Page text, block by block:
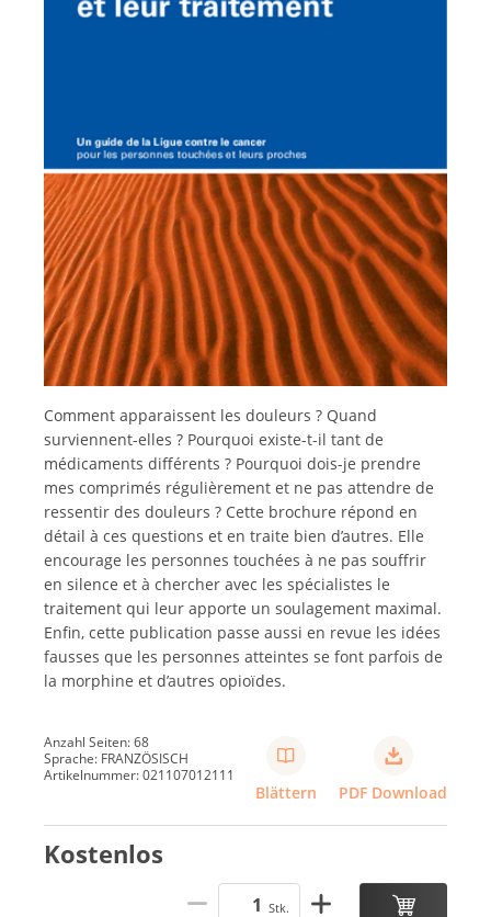
Comment apparaissent les douleurs ? Quand
surviennent-elles ? Pourquoi existe-t-il tant de
médicaments différents ? Pourquoi dois-je prendre
mes comprimés régulièrement et ne pas attendre de
ressentir des douleurs ? Cette brochure répond en
détail à ces questions et en traite bien d’autres. Elle
encourage les personnes touchées à ne pas souffrir
en silence et à chercher avec les spécialistes le
traitement qui leur apporte un soulagement maximal.
Enfin, cette publication passe aussi en revue les idées
fausses que les personnes atteintes se font parfois de
la morphine et d’autres opioïdes.
Anzahl Seiten: 68
Sprache: FRANZÖSISCH
Artikelnummer: 021107012111
Blättern PDF Download
Kostenlos
Stk.